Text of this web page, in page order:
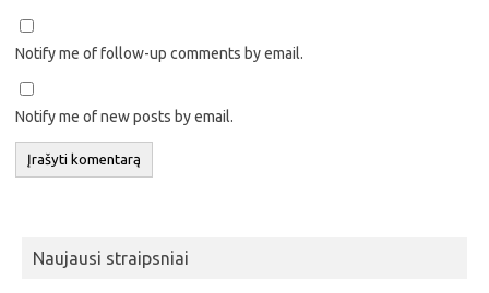
Notify me of follow-up comments by email.
Notify me of new posts by email.
Naujausi straipsniai